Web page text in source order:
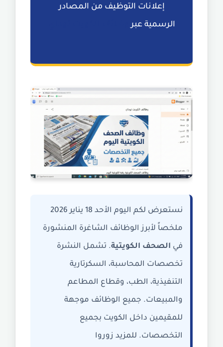
إعلانات التوظيف من المصادر
الرسمية عبر
نستعرض لكم اليوم الأحد 18 يناير 2026
ملخصاً لأبرز الوظائف الشاغرة المنشورة
في الصحف الكويتية. تشمل النشرة
تخصصات المحاسبة، السكرتارية
التنفيذية، الطب، وقطاع المطاعم
والمبيعات. جميع الوظائف موجهة
للمقيمين داخل الكويت بجميع
التخصصات. للمزيد زوروا